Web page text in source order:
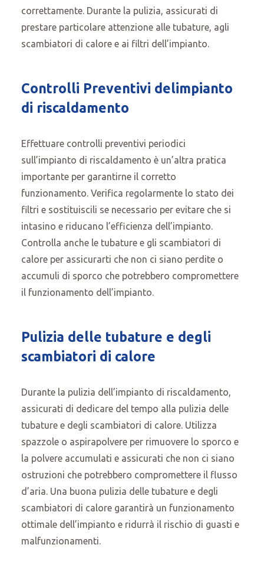
correttamente. Durante la pulizia, assicurati di
prestare particolare attenzione alle tubature, agli
scambiatori di calore e ai filtri dell’impianto.
Controlli Preventivi delimpianto
di riscaldamento
Effettuare controlli preventivi periodici
sull’impianto di riscaldamento è un’altra pratica
importante per garantirne il corretto
funzionamento. Verifica regolarmente lo stato dei
filtri e sostituiscili se necessario per evitare che si
intasino e riducano l’efficienza dell’impianto.
Controlla anche le tubature e gli scambiatori di
calore per assicurarti che non ci siano perdite o
accumuli di sporco che potrebbero compromettere
il funzionamento dell’impianto.
Pulizia delle tubature e degli
scambiatori di calore
Durante la pulizia dell’impianto di riscaldamento,
assicurati di dedicare del tempo alla pulizia delle
tubature e degli scambiatori di calore. Utilizza
spazzole o aspirapolvere per rimuovere lo sporco e
la polvere accumulati e assicurati che non ci siano
ostruzioni che potrebbero compromettere il flusso
d’aria. Una buona pulizia delle tubature e degli
scambiatori di calore garantirà un funzionamento
ottimale dell’impianto e ridurrà il rischio di guasti e
malfunzionamenti.